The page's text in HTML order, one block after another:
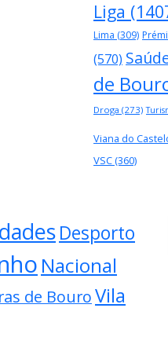
Liga
Lima (309)
(570)
de
Droga (273)
Viana do
VSC(360)
Desporto
Nacional
de BouroVila